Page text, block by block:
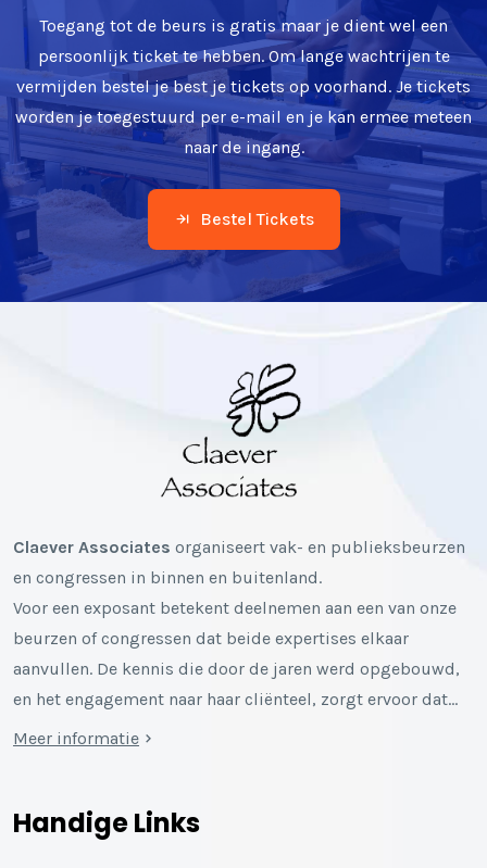
Toegang tot de beurs is gratis maar je dient wel een
persoonlijk ticket te hebben. Om lange wachtrijen te
vermijden bestel je best je tickets op voorhand. Je tickets
worden je toegestuurd per e-mail en je kan ermee meteen
naar de ingang.
Bestel Tickets
Claever Associates organiseert vak- en publieksbeurzen
en congressen in binnen en buitenland.
Voor een exposant betekent deelnemen aan een van onze
beurzen of congressen dat beide expertises elkaar
aanvullen. De kennis die door de jaren werd opgebouwd,
en het engagement naar haar cliënteel, zorgt ervoor dat…
Meer informatie
Handige Links